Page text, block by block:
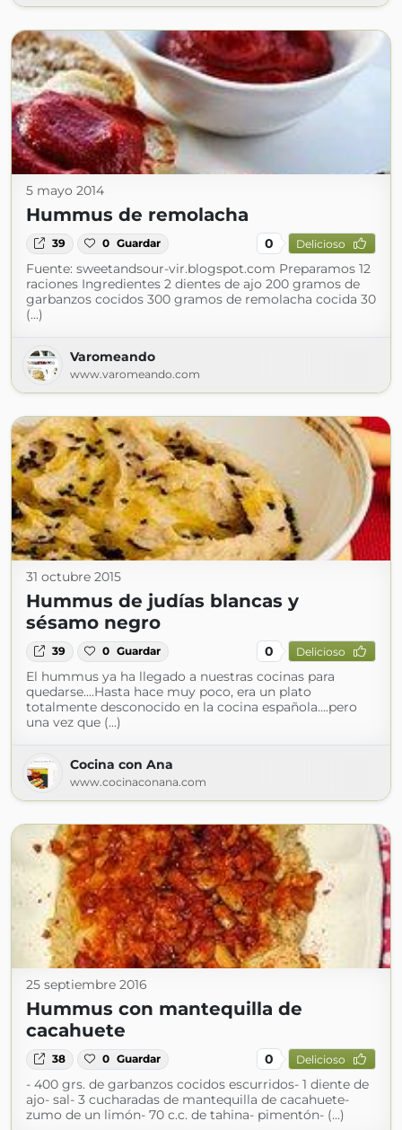
5 mayo 2014
Hummus de remolacha
39 0 Guardar 0 Delicioso
Fuente: sweetandsour-vir.blogspot.com Preparamos 12
raciones Ingredientes 2 dientes de ajo 200 gramos de
garbanzos cocidos 300 gramos de remolacha cocida 30
(...)
Varomeando
www.varomeando.com
31 octubre 2015
Hummus de judías blancas y
sésamo negro
39 0 Guardar 0 Delicioso
El hummus ya ha llegado a nuestras cocinas para
quedarse....Hasta hace muy poco, era un plato
totalmente desconocido en la cocina española....pero
una vez que (...)
Cocina con Ana
www.cocinaconana.com
25 septiembre 2016
Hummus con mantequilla de
cacahuete
38 0 Guardar 0 Delicioso
- 400 grs. de garbanzos cocidos escurridos- 1 diente de
ajo- sal- 3 cucharadas de mantequilla de cacahuete-
zumo de un limón- 70 c.c. de tahina- pimentón- (...)